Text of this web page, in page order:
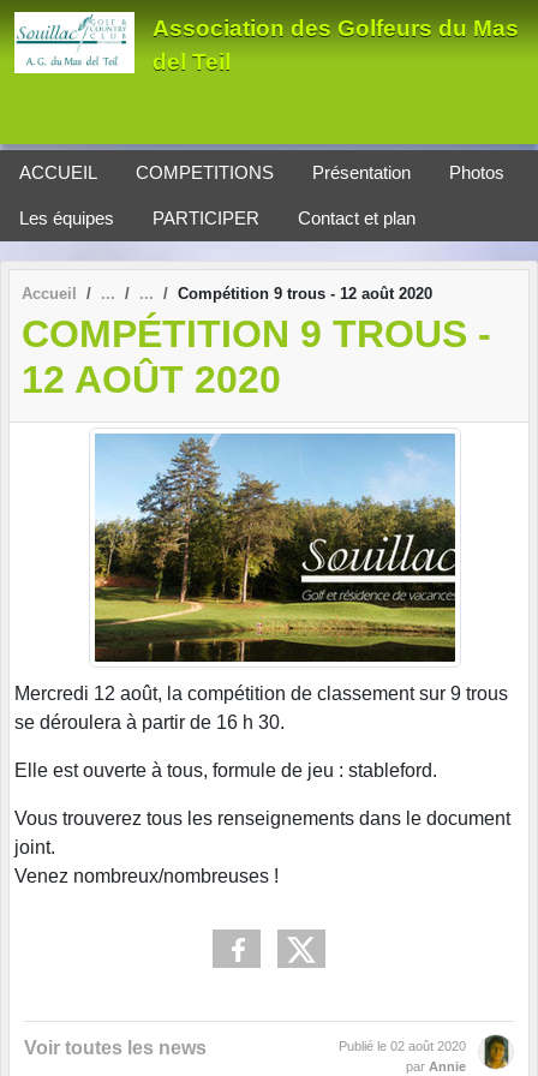
Association des Golfeurs du Mas
del Teil
ACCUEIL COMPETITIONS Présentation Photos
Les équipes PARTICIPER Contact et plan
Accueil Compétition 9 trous - 12 août 2020
COMPÉTITION 9 TROUS -
12 AOÛT 2020
Mercredi 12 août, la compétition de classement sur 9 trous
se déroulera à partir de 16 h 30.
Elle est ouverte à tous, formule de jeu : stableford.
Vous trouverez tous les renseignements dans le document
joint.
Venez nombreux/nombreuses !
Voir toutes les news Publié le 02 août 2020
par Annie
Panneau de gestion des cookies